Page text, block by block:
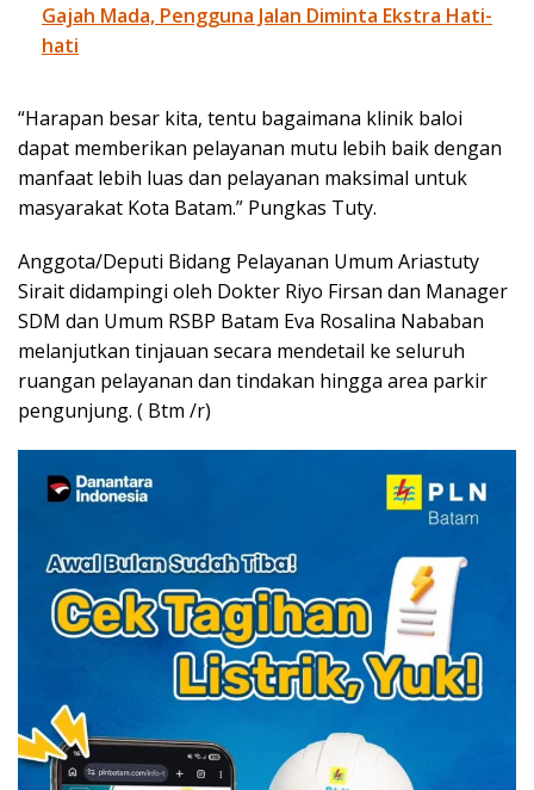
Gajah Mada, Pengguna Jalan Diminta Ekstra Hati-
hati
“Harapan besar kita, tentu bagaimana klinik baloi
dapat memberikan pelayanan mutu lebih baik dengan
manfaat lebih luas dan pelayanan maksimal untuk
masyarakat Kota Batam.” Pungkas Tuty.
Anggota/Deputi Bidang Pelayanan Umum Ariastuty
Sirait didampingi oleh Dokter Riyo Firsan dan Manager
SDM dan Umum RSBP Batam Eva Rosalina Nababan
melanjutkan tinjauan secara mendetail ke seluruh
ruangan pelayanan dan tindakan hingga area parkir
pengunjung. ( Btm /r)